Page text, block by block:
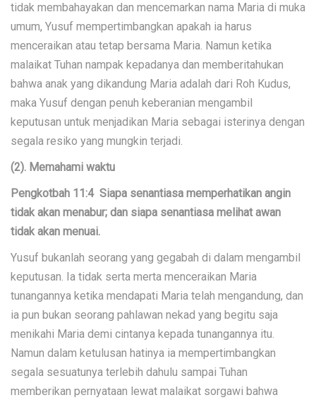
tidak membahayakan dan mencemarkan nama Maria di muka
umum, Yusuf mempertimbangkan apakah ia harus
menceraikan atau tetap bersama Maria. Namun ketika
malaikat Tuhan nampak kepadanya dan memberitahukan
bahwa anak yang dikandung Maria adalah dari Roh Kudus,
maka Yusuf dengan penuh keberanian mengambil
keputusan untuk menjadikan Maria sebagai isterinya dengan
segala resiko yang mungkin terjadi.
(2). Memahami waktu
Pengkotbah 11:4 Siapa senantiasa memperhatikan angin
tidak akan menabur; dan siapa senantiasa melihat awan
tidak akan menuai.
Yusuf bukanlah seorang yang gegabah di dalam mengambil
keputusan. Ia tidak serta merta menceraikan Maria
tunangannya ketika mendapati Maria telah mengandung, dan
ia pun bukan seorang pahlawan nekad yang begitu saja
menikahi Maria demi cintanya kepada tunangannya itu.
Namun dalam ketulusan hatinya ia mempertimbangkan
segala sesuatunya terlebih dahulu sampai Tuhan
memberikan pernyataan lewat malaikat sorgawi bahwa